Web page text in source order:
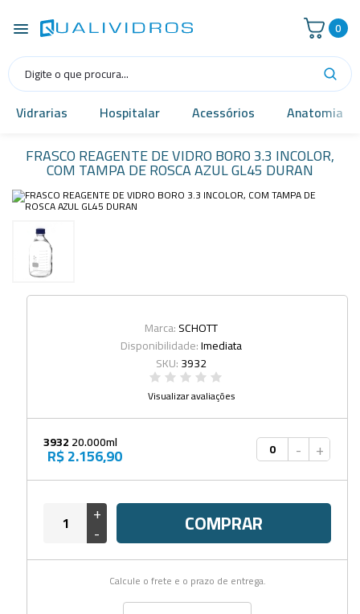
0
Vidrarias Hospitalar Acessórios Anatomia
FRASCO REAGENTE DE VIDRO BORO 3.3 INCOLOR,
COM TAMPA DE ROSCA AZUL GL45 DURAN
Marca:SCHOTT
Disponibilidade:Imediata
SKU:3932
Visualizar avaliações
393220.000ml
R$ 2.156,90 - +
+
- COMPRAR
Calcule o frete e o prazo de entrega.